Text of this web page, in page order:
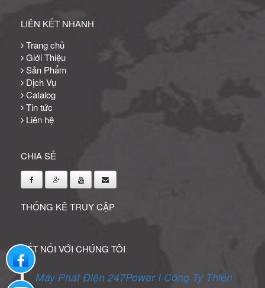
LIÊN KẾT NHANH
Trang chủ
Giới Thiệu
Sản Phẩm
Dịch Vụ
Catalog
Tin tức
Liên hệ
CHIA SẺ
THỐNG KÊ TRUY CẬP
KẾT NỐI VỚI CHÚNG TÔI
Máy Phát Điện 247Power I Công Ty Thiện
Liên hệ qua facebook